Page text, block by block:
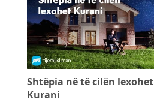
Shtëpia në të cilën lexohet
Kurani